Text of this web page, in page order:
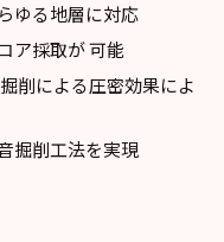
ゆる地層に対応
ア採取が 可能
削による圧密効果によ
掘削工法を実現